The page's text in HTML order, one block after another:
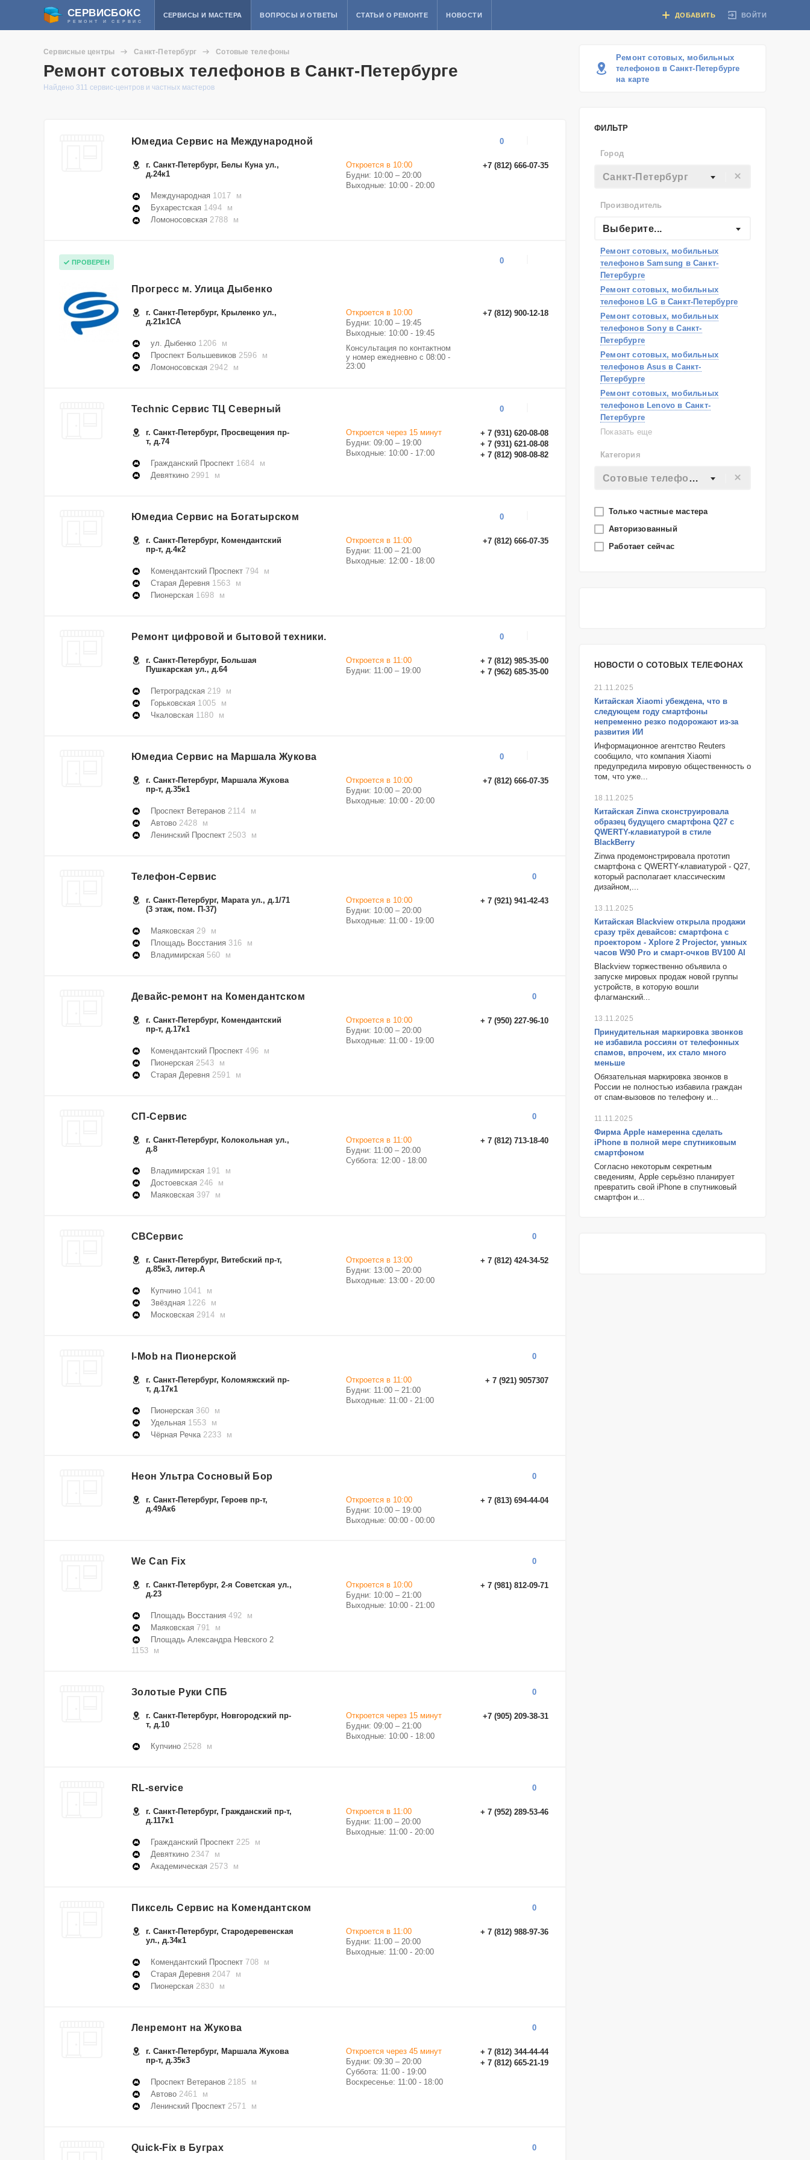
СЕРВИСБОКС
РЕМОНТ И СЕРВИС
ВОЙТИ
СЕРВИСЫ И МАСТЕРА ВОПРОСЫ И ОТВЕТЫ СТАТЬИ О РЕМОНТЕ НОВОСТИ ДОБАВИТЬ
Сервисные центры Санкт-Петербург Сотовые телефоны
Ремонт сотовых телефонов в Санкт-Петербурге
Найдено 311 сервис-центров и частных мастеров
Ремонт сотовых, мобильных
телефонов в Санкт-Петербурге
на карте
ФИЛЬТР
Город
Санкт-Петербург
Производитель
Выберите...
Ремонт сотовых, мобильных
телефонов Samsung в Санкт-
Петербурге
Ремонт сотовых, мобильных
телефонов LG в Санкт-Петербурге
Ремонт сотовых, мобильных
телефонов Sony в Санкт-
Петербурге
Ремонт сотовых, мобильных
телефонов Asus в Санкт-
Петербурге
Ремонт сотовых, мобильных
телефонов Lenovo в Санкт-
Петербурге
Ремонт сотовых, мобильных
Ремонт сотовых, мобильных
Петербурге
телефонов Apple в Санкт-
Ремонт сотовых, мобильных
телефонов HP в Санкт-Петербурге
Показать еще
Категория
Сотовые телефоны
Только частные мастера
Авторизованный
Работает сейчас
НОВОСТИ О СОТОВЫХ ТЕЛЕФОНАХ
21.11.2025
Китайская Xiaomi убеждена, что в
следующем году смартфоны
непременно резко подорожают из-за
развития ИИ
Информационное агентство Reuters
сообщило, что компания Xiaomi
предупредила мировую общественность о
том, что уже...
18.11.2025
Китайская Zinwa сконструировала
образец будущего смартфона Q27 с
QWERTY-клавиатурой в стиле
BlackBerry
Zinwa продемонстрировала прототип
смартфона с QWERTY-клавиатурой - Q27,
который располагает классическим
дизайном,...
13.11.2025
Китайская Blackview открыла продажи
сразу трёх девайсов: смартфона с
проектором - Xplore 2 Projector, умных
часов W90 Pro и смарт-очков BV100 AI
Blackview торжественно объявила о
запуске мировых продаж новой группы
устройств, в которую вошли
флагманский...
13.11.2025
Принудительная маркировка звонков
не избавила россиян от телефонных
спамов, впрочем, их стало много
меньше
Обязательная маркировка звонков в
России не полностью избавила граждан
от спам-вызовов по телефону и...
11.11.2025
Фирма Apple намеренна сделать
iPhone в полной мере спутниковым
смартфоном
Согласно некоторым секретным
сведениям, Apple серьёзно планирует
превратить свой iPhone в спутниковый
смартфон и...
Юмедиа Сервис на Международной 0
г. Санкт-Петербург, Белы Куна ул.,
д.24к1
Международная 1017 м
Бухарестская 1494 м
Ломоносовская 2788 м
+7 (812) 666-07-35
Откроется в 10:00
Будни: 10:00 – 20:00
Выходные: 10:00 - 20:00
ПРОВЕРЕН
Прогресс м. Улица Дыбенко
0
г. Санкт-Петербург, Крыленко ул.,
д.21к1СА
ул. Дыбенко 1206 м
Проспект Большевиков 2596 м
Ломоносовская 2942 м
+7 (812) 900-12-18
Откроется в 10:00
Будни: 10:00 – 19:45
Выходные: 10:00 - 19:45
Консультация по контактном
у номер ежедневно с 08:00 -
23:00
Technic Сервис ТЦ Северный 0
г. Санкт-Петербург, Просвещения пр-
т, д.74
Гражданский Проспект 1684 м
Девяткино 2991 м
+ 7 (931) 620-08-08
+ 7 (931) 621-08-08
+ 7 (812) 908-08-82
Откроется через 15 минут
Будни: 09:00 – 19:00
Выходные: 10:00 - 17:00
Юмедиа Сервис на Богатырском 0
г. Санкт-Петербург, Комендантский
пр-т, д.4к2
Комендантский Проспект 794 м
Старая Деревня 1563 м
Пионерская 1698 м
+7 (812) 666-07-35
Откроется в 11:00
Будни: 11:00 – 21:00
Выходные: 12:00 - 18:00
Ремонт цифровой и бытовой техники. 0
г. Санкт-Петербург, Большая
Пушкарская ул., д.64
Петроградская 219 м
Горьковская 1005 м
Чкаловская 1180 м
+ 7 (812) 985-35-00
+ 7 (962) 685-35-00
Откроется в 11:00
Будни: 11:00 – 19:00
Юмедиа Сервис на Маршала Жукова 0
г. Санкт-Петербург, Маршала Жукова
пр-т, д.35к1
Проспект Ветеранов 2114 м
Автово 2428 м
Ленинский Проспект 2503 м
+7 (812) 666-07-35
Откроется в 10:00
Будни: 10:00 – 20:00
Выходные: 10:00 - 20:00
Телефон-Сервис 0
г. Санкт-Петербург, Марата ул., д.1/71
(3 этаж, пом. П-37)
Маяковская 29 м
Площадь Восстания 316 м
Владимирская 560 м
+ 7 (921) 941-42-43
Откроется в 10:00
Будни: 10:00 – 20:00
Выходные: 11:00 - 19:00
Девайс-ремонт на Комендантском 0
г. Санкт-Петербург, Комендантский
пр-т, д.17к1
Комендантский Проспект 496 м
Пионерская 2543 м
Старая Деревня 2591 м
+ 7 (950) 227-96-10
Откроется в 10:00
Будни: 10:00 – 20:00
Выходные: 11:00 - 19:00
СП-Сервис 0
г. Санкт-Петербург, Колокольная ул.,
д.8
Владимирская 191 м
Достоевская 246 м
Маяковская 397 м
+ 7 (812) 713-18-40
Откроется в 11:00
Будни: 11:00 – 20:00
Суббота: 12:00 - 18:00
СВСервис 0
г. Санкт-Петербург, Витебский пр-т,
д.85к3, литер.А
Купчино 1041 м
Звёздная 1226 м
Московская 2914 м
+ 7 (812) 424-34-52
Откроется в 13:00
Будни: 13:00 – 20:00
Выходные: 13:00 - 20:00
I-Mob на Пионерской 0
г. Санкт-Петербург, Коломяжский пр-
т, д.17к1
Пионерская 360 м
Удельная 1553 м
Чёрная Речка 2233 м
+ 7 (921) 9057307
Откроется в 11:00
Будни: 11:00 – 21:00
Выходные: 11:00 - 21:00
Неон Ультра Сосновый Бор 0
г. Санкт-Петербург, Героев пр-т,
д.49Ак6
+ 7 (813) 694-44-04
Откроется в 10:00
Будни: 10:00 – 19:00
Выходные: 00:00 - 00:00
We Can Fix 0
г. Санкт-Петербург, 2-я Советская ул.,
д.23
Площадь Восстания 492 м
Маяковская 791 м
Площадь Александра Невского 2
1153 м
+ 7 (981) 812-09-71
Откроется в 10:00
Будни: 10:00 – 21:00
Выходные: 10:00 - 21:00
Золотые Руки СПБ 0
г. Санкт-Петербург, Новгородский пр-
т, д.10
Купчино 2528 м
+7 (905) 209-38-31
Откроется через 15 минут
Будни: 09:00 – 21:00
Выходные: 10:00 - 18:00
RL-service 0
г. Санкт-Петербург, Гражданский пр-т,
д.117к1
Гражданский Проспект 225 м
Девяткино 2347 м
Академическая 2573 м
+ 7 (952) 289-53-46
Откроется в 11:00
Будни: 11:00 – 20:00
Выходные: 11:00 - 20:00
Пиксель Сервис на Комендантском 0
г. Санкт-Петербург, Стародеревенская
ул., д.34к1
Комендантский Проспект 708 м
Старая Деревня 2047 м
Пионерская 2830 м
+ 7 (812) 988-97-36
Откроется в 11:00
Будни: 11:00 – 20:00
Выходные: 11:00 - 20:00
Ленремонт на Жукова 0
г. Санкт-Петербург, Маршала Жукова
пр-т, д.35к3
Проспект Ветеранов 2185 м
Автово 2461 м
Ленинский Проспект 2571 м
+ 7 (812) 344-44-44
+ 7 (812) 665-21-19
Откроется через 45 минут
Будни: 09:30 – 20:00
Суббота: 11:00 - 19:00
Воскресенье: 11:00 - 18:00
Quick-Fix в Буграх 0